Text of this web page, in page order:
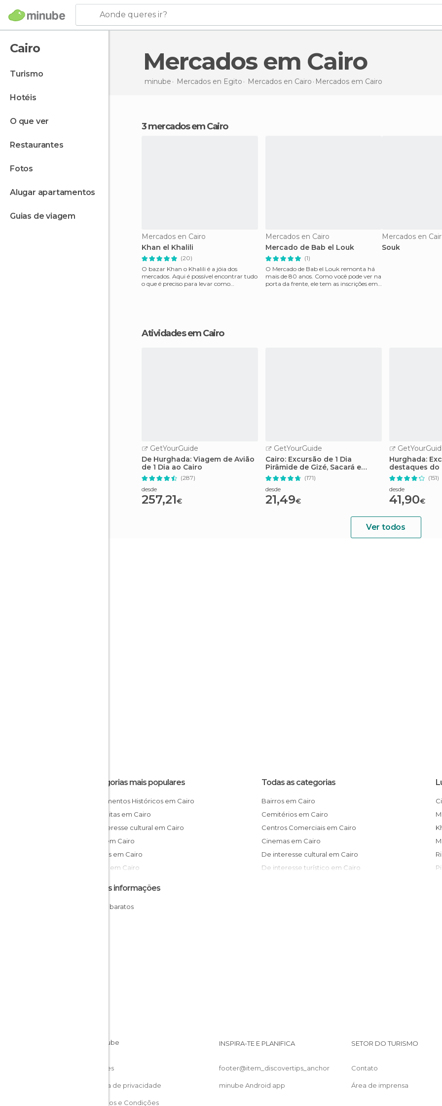
Aonde queres ir?
Cairo
turismo
hotéis
o que ver
restaurantes
fotos
alugar apartamentos
guias de viagem
Mercados em Cairo
minube Mercados en Egito Mercados en Cairo Mercados em Cairo
3 mercados em Cairo
Mercados en Cairo
Khan el Khalili
(20)
O bazar Khan o Khalili é a jóia dos
mercados. Aqui é possível encontrar tudo
o que é preciso para levar como
Mercados en Cairo
Mercado de Bab el Louk
(1)
O Mercado de Bab el Louk remonta há
mais de 80 anos. Como você pode ver na
porta da frente, ele tem as inscrições em
Mercados en
Souk
Atividades em Cairo
GetYourGuide
De Hurghada: Viagem de Avião
de 1 Dia ao Cairo
(287)
desde
257,21€
GetYourGuide
Cairo: Excursão de 1 Dia
Pirâmide de Gizé, Sacará e
Mênfis
(171)
desde
21,49€
Hurghada:
destaques do
com almoço
(151)
desde
41,90€
Ver todos
Categorias mais populares
Monumentos Históricos em Cairo
Mesquitas em Cairo
De interesse cultural em Cairo
Lojas em Cairo
Museus em Cairo
Igrejas em Cairo
Todas as categorias
Bairros em Cairo
Cemitérios em Cairo
Centros Comerciais em Cairo
Cinemas em Cairo
De interesse cultural em Cairo
De interesse turístico em Cairo
Outras informações
Hotéis baratos
Cookies
Política de privacidade
Términos e Condições
INSPIRA-TE E PLANIFICA
footer@item_discovertips_anchor
minube Android app
SETOR DO TURISMO
Contato
Área de imprensa